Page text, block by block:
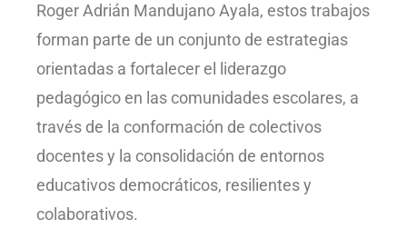
Roger Adrián Mandujano Ayala, estos trabajos
forman parte de un conjunto de estrategias
orientadas a fortalecer el liderazgo
pedagógico en las comunidades escolares, a
través de la conformación de colectivos
docentes y la consolidación de entornos
educativos democráticos, resilientes y
colaborativos.